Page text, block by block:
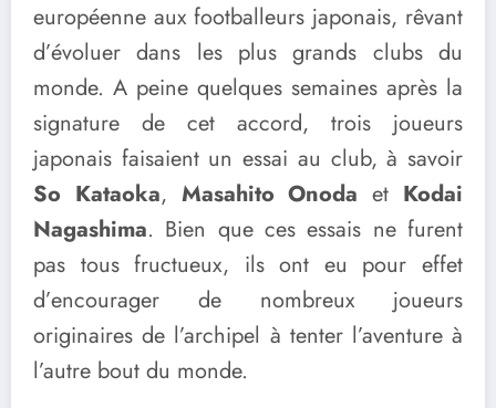
européenne aux footballeurs japonais, rêvant
d’évoluer dans les plus grands clubs du
monde. A peine quelques semaines après la
signature de cet accord, trois joueurs
japonais faisaient un essai au club, à savoir
So Kataoka, Masahito Onoda et Kodai
Nagashima. Bien que ces essais ne furent
pas tous fructueux, ils ont eu pour effet
d’encourager de nombreux joueurs
originaires de l’archipel à tenter l’aventure à
l’autre bout du monde.